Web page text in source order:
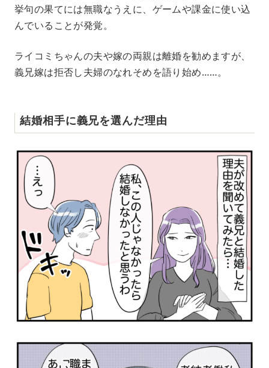
挙句の果てには無職なうえに、ゲームや課金に使い込
んでいることが発覚。
ライコミちゃんの夫や嫁の両親は離婚を勧めますが、
義兄嫁は拒否し夫婦のなれそめを語り始め……。
結婚相手に義兄を選んだ理由